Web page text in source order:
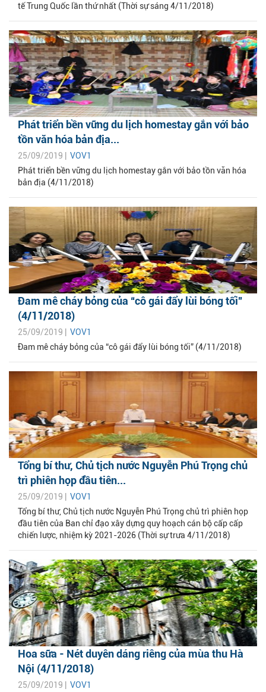
tế Trung Quốc lần thứ nhất (Thời sự sáng 4/11/2018)
Phát triển bền vững du lịch homestay gắn với bảo
tồn văn hóa bản địa...
25/09/2019 | VOV1
Phát triển bền vững du lịch homestay gắn với bảo tồn văn hóa
bản địa (4/11/2018)
Đam mê cháy bỏng của “cô gái đẩy lùi bóng tối”
(4/11/2018)
25/09/2019 | VOV1
Đam mê cháy bỏng của “cô gái đẩy lùi bóng tối” (4/11/2018)
Tổng bí thư, Chủ tịch nước Nguyễn Phú Trọng chủ
trì phiên họp đầu tiên...
25/09/2019 | VOV1
Tổng bí thư, Chủ tịch nước Nguyễn Phú Trọng chủ trì phiên họp
đầu tiên của Ban chỉ đạo xây dựng quy hoạch cán bộ cấp cấp
chiến lược, nhiệm kỳ 2021-2026 (Thời sự trưa 4/11/2018)
Hoa sữa - Nét duyên dáng riêng của mùa thu Hà
Nội (4/11/2018)
25/09/2019 | VOV1